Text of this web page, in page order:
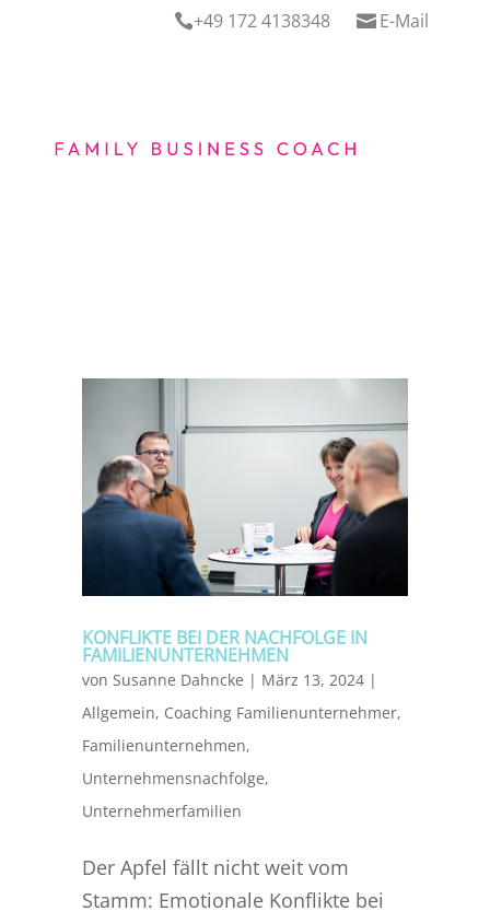
+49 172 4138348  E-Mail
KONFLIKTE BEI DER NACHFOLGE IN
FAMILIENUNTERNEHMEN
von Susanne Dahncke | März 13, 2024|
Allgemein, Coaching Familienunternehmer,
Familienunternehmen,
Unternehmensnachfolge,
Unternehmerfamilien
Der Apfel fällt nicht weit vom
Stamm: Emotionale Konflikte bei